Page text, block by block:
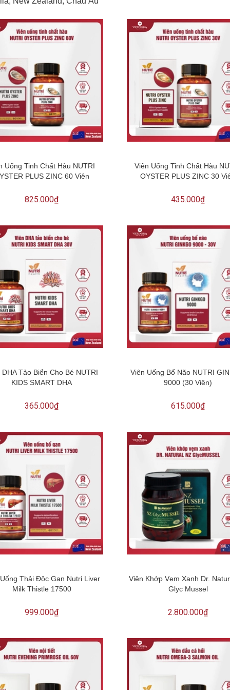
Uống Tinh Chất Hàu NUTRI
PLUS ZINC 60 Viên
825.000₫
Viên Uống Tinh Chất Hàu
OYSTER PLUS ZINC 30
435.000₫
DHA Tảo Biển Cho Bé NUTRI
KIDS SMART DHA
365.000₫
Viên Uống Bổ Não NUTRI
9000 (30 Viên)
615.000₫
Thải Độc Gan Nutri Liver
Milk Thistle 17500
999.000₫
Viên Khớp Vẹm Xanh Dr.
Glyc Mussel
2.800.000₫